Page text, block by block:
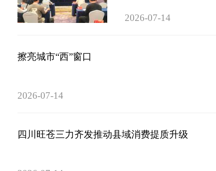
2026-07-14
擦亮城市“西”窗口
2026-07-14
四川旺苍三力齐发推动县域消费提质升级